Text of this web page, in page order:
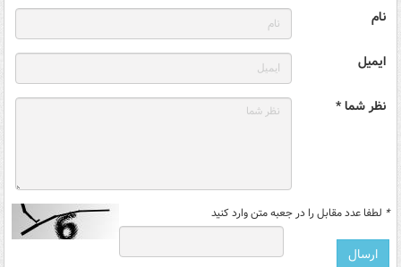
نام
ایمیل
نظر شما *
* لطفا عدد مقابل را در جعبه متن وارد کنید